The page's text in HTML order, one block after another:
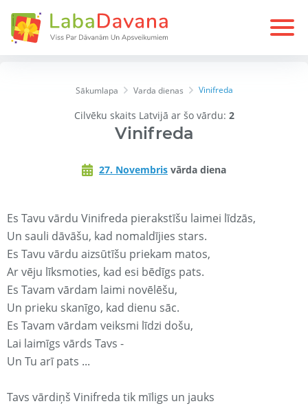
Sākumlapa Varda dienas Vinifreda
Cilvēku skaits Latvijā ar šo vārdu: 2
Vinifreda
27. Novembris vārda diena
Es Tavu vārdu Vinifreda pierakstīšu laimei līdzās,
Un sauli dāvāšu, kad nomaldījies stars.
Es Tavu vārdu aizsūtīšu priekam matos,
Ar vēju līksmoties, kad esi bēdīgs pats.
Es Tavam vārdam laimi novēlēšu,
Un prieku skanīgo, kad dienu sāc.
Es Tavam vārdam veiksmi līdzi došu,
Lai laimīgs vārds Tavs -
Un Tu arī pats ...
Tavs vārdiņš Vinifreda tik mīligs un jauks